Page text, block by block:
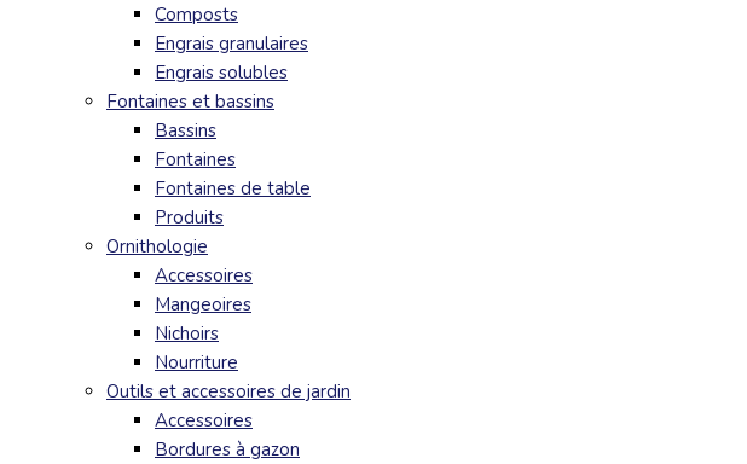
Composts
Engrais granulaires
Engrais solubles
Fontaines et bassins
Bassins
Fontaines
Fontaines de table
Produits
Ornithologie
Accessoires
Mangeoires
Nichoirs
Nourriture
Outils et accessoires de jardin
Accessoires
Bordures à gazon